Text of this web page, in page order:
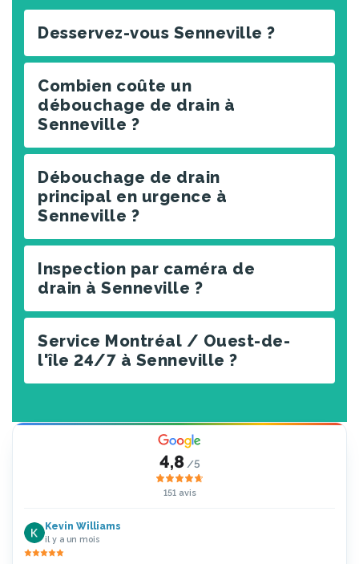
Desservez-vous Senneville ?
Combien coûte un
débouchage de drain à
Senneville ?
Débouchage de drain
principal en urgence à
Senneville ?
Inspection par caméra de
drain à Senneville ?
Service Montréal / Ouest-de-
l'île 24/7 à Senneville ?
4,8 /5
151 avis
Kevin Williams
il y a un mois